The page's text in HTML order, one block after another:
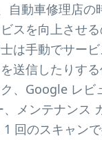
自動車修理店の
スを向上させ
は手動でサー
送信したりする
、Google レビ
、メンテナンス
1 回のスキャン